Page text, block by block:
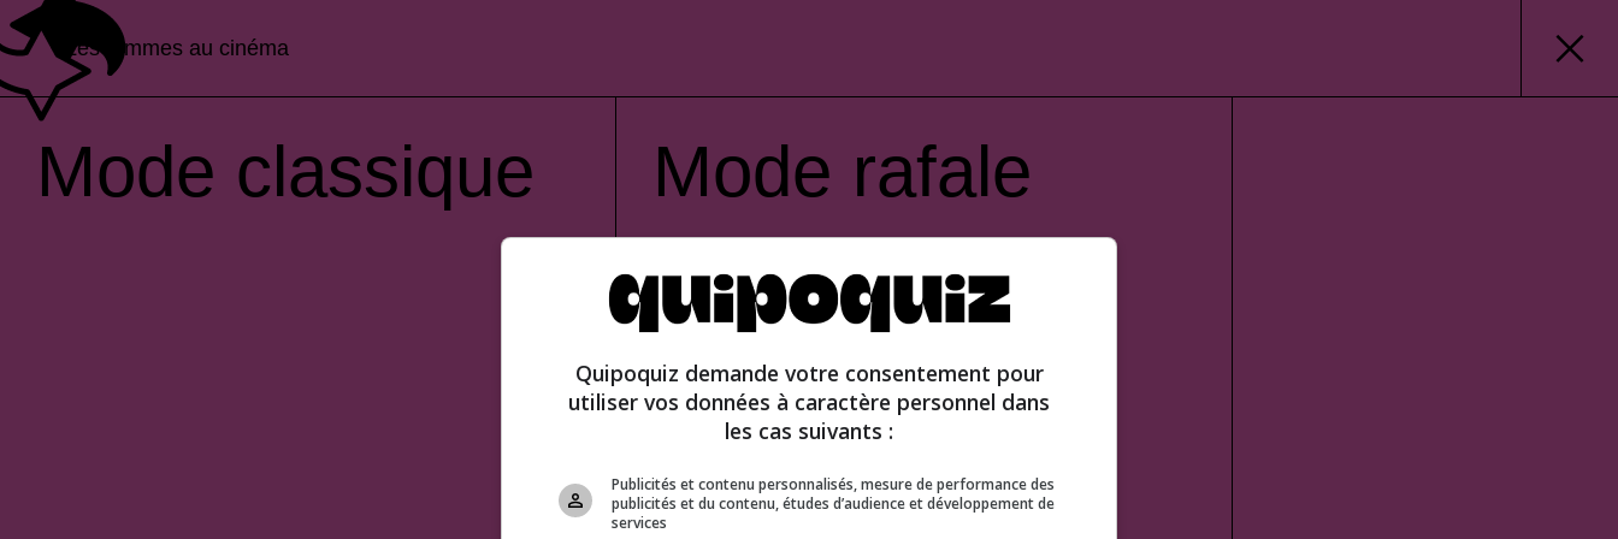
Les femmes au cinéma
Mode classique Mode rafale
Quipoquiz demande votre consentement pour
utiliser vos données à caractère personnel dans
les cas suivants :
Publicités et contenu personnalisés, mesure de performance des
publicités et du contenu, études d’audience et développement de
services